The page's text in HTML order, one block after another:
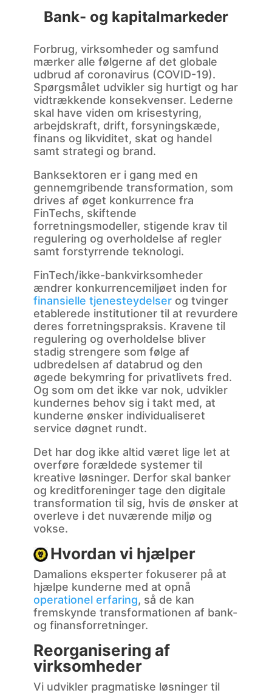
Bank- og kapitalmarkeder
Forbrug, virksomheder og samfund
mærker alle følgerne af det globale
udbrud af coronavirus (COVID-19).
Spørgsmålet udvikler sig hurtigt og har
vidtrækkende konsekvenser. Lederne
skal have viden om krisestyring,
arbejdskraft, drift, forsyningskæde,
finans og likviditet, skat og handel
samt strategi og brand.
Banksektoren er i gang med en
gennemgribende transformation, som
drives af øget konkurrence fra
FinTechs, skiftende
forretningsmodeller, stigende krav til
regulering og overholdelse af regler
samt forstyrrende teknologi.
FinTech/ikke-bankvirksomheder
ændrer konkurrencemiljøet inden for
finansielle tjenesteydelserog tvinger
etablerede institutioner til at revurdere
deres forretningspraksis. Kravene til
regulering og overholdelse bliver
stadig strengere som følge af
udbredelsen af databrud og den
øgede bekymring for privatlivets fred.
Og som om det ikke var nok, udvikler
kundernes behov sig i takt med, at
kunderne ønsker individualiseret
service døgnet rundt.
Det har dog ikke altid været lige let at
overføre forældede systemer til
kreative løsninger. Derfor skal banker
og kreditforeninger tage den digitale
transformation til sig, hvis de ønsker at
overleve i det nuværende miljø og
vokse.
Hvordan vi hjælper
Damalions eksperter fokuserer på at
hjælpe kunderne med at opnå
operationel erfaring, så de kan
fremskynde transformationen af bank-
og finansforretninger.
Reorganisering af
virksomheder
Vi udvikler pragmatiske løsninger til